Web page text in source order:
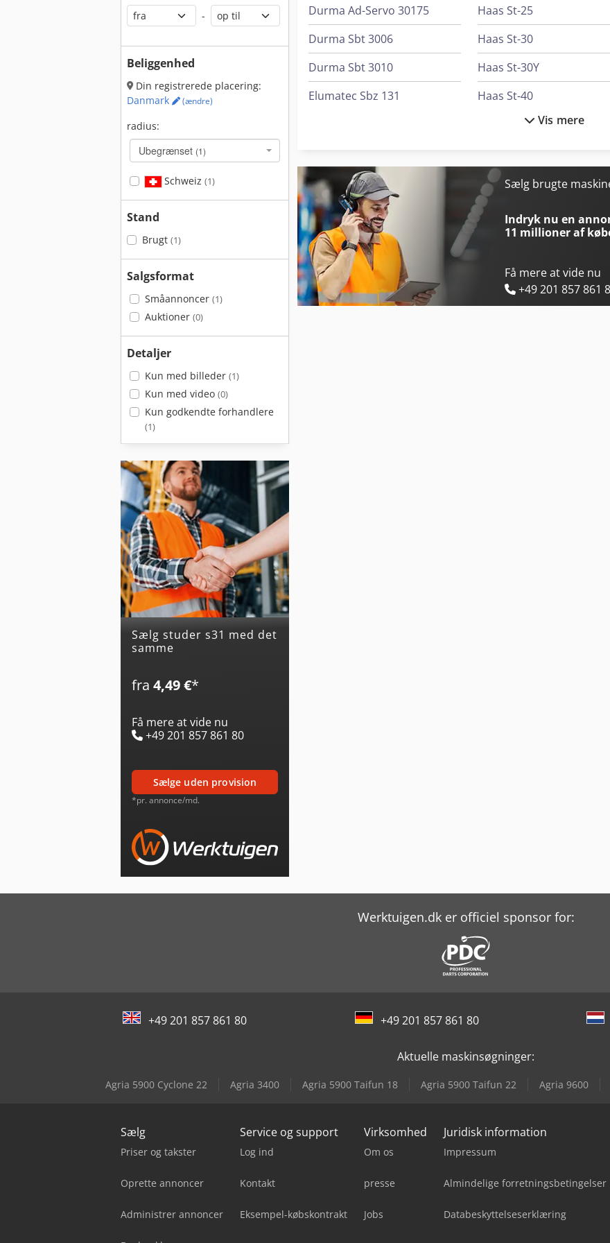
-
Beliggenhed
Din registrerede placering:
Danmark
(ændre)
radius:
Ubegrænset (1)
Schweiz (1)
Stand
Brugt (1)
Salgsformat
Småannoncer (1)
Auktioner (0)
Detaljer
Kun med billeder (1)
Kun med video (0)
Kun godkendte forhandlere
(1)
Sælg studer s31 med det
samme
fra 4,49 €*
Få mere at vide nu
+49 201 857 861 80
sælge uden provision
*pr. annonce/md.
renoveret. Hydraulik Afmontering, kontrol af motor, udskiftning
af hydraulikblok. X-akse Afmontering, udskiftning af slidte dele
renovering af hydraulikstempel, opretning af borde. Z-akse
af slidte og defekte dele, renovering af hydraulikstempel, ny
udskiftning af diverse relæer. Lakering Farver: Hvid RAL 9003 og
Durma Ad-Servo 30175
Durma Sbt 3006
Durma Sbt 3010
Elumatec Sbz 131
Haas St-15Y
Haas St-20
Haas St-25
Haas St-30
Haas St-30Y
Haas St-40
Haas Umc-500Ss
Haas Vf-3Ssyt
Index Ms32-6
Vis mere
Sælg brugte
Indryk nu en
11 millioner af
Få mere at vide nu
+49 201 857 861
Werktuigen.dk er officiel sponsor for:
+49 201 857 861 80 +49 201 857 861 80
Aktuelle maskinsøgninger:
Agria 5900 Cyclone 22 Agria 3400 Agria 5900 Taifun 18 Agria 5900 Taifun 22 Agria 9600
Sælg
Priser og takster
Oprette annoncer
Administrer annoncer
Service og support
Log ind
Kontakt
Eksempel-købskontrakt
Virksomhed
Om os
presse
Jobs
Juridisk information
Impressum
Almindelige forretningsbetingelser
Databeskyttelseserklæring